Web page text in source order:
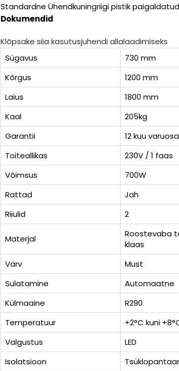
Standardne Ühendkuningriigi pistik paigaldatud
Dokumendid
Klõpsake siia kasutusjuhendi allalaadimiseks
Sügavus
730 mm
Kõrgus
1200 mm
Laius
1800 mm
Kaal
205kg
Garantii
12 kuu
Toiteallikas
230V / 1 faas
Võimsus
700W
Rattad
Jah
Riiulid
2
Materjal
Roostevaba
klaas
Värv
Must
Sulatamine
Automaatne
Külmaaine
R290
Temperatuur
+2°C kuni
Valgustus
LED
Isolatsioon